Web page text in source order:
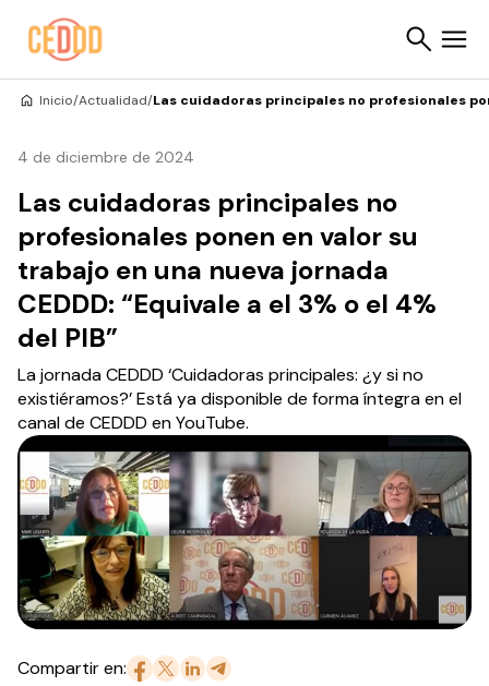
Inicio/Actualidad/Las cuidadoras principales no profesionales
4 de diciembre de 2024
Las cuidadoras principales no
profesionales ponen en valor su
trabajo en una nueva jornada
CEDDD: “Equivale a el 3% o el 4%
del PIB”
La jornada CEDDD ‘Cuidadoras principales: ¿y si no
existiéramos?’ Está ya disponible de forma íntegra en el
canal de CEDDD en YouTube.
Compartir en: